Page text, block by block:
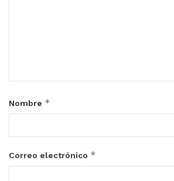
Nombre *
Correo electrónico *